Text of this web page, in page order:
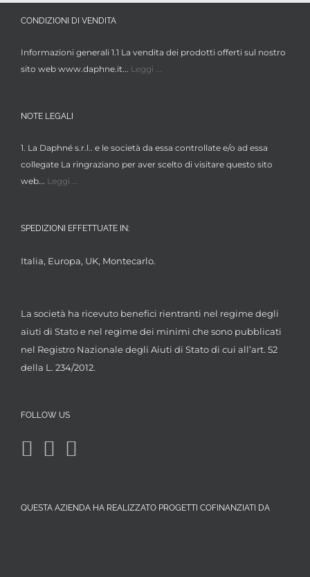
CONDIZIONI DI VENDITA
Informazioni generali 1.1 La vendita dei prodotti offerti sul nostro
sito web www.daphne.it... Leggi ...
NOTE LEGALI
1. La Daphné s.r.l.. e le società da essa controllate e/o ad essa
collegate La ringraziano per aver scelto di visitare questo sito
web... Leggi ...
SPEDIZIONI EFFETTUATE IN:
Italia, Europa, UK, Montecarlo.
La società ha ricevuto benefici rientranti nel regime degli
aiuti di Stato e nel regime dei minimi che sono pubblicati
nel Registro Nazionale degli Aiuti di Stato di cui all’art. 52
della L. 234/2012.
FOLLOW US
QUESTA AZIENDA HA REALIZZATO PROGETTI COFINANZIATI DA